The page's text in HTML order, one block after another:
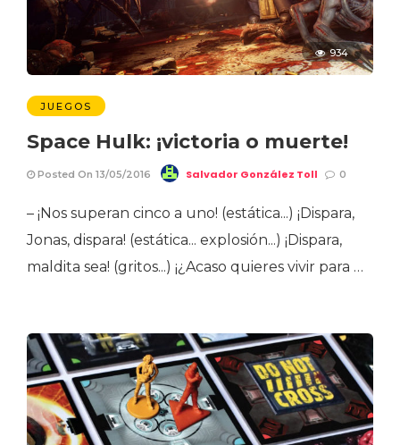
934
JUEGOS
Space Hulk: ¡victoria o muerte!
Posted On 13/05/2016 Salvador González Toll 0
– ¡Nos superan cinco a uno! (estática...) ¡Dispara,
Jonas, dispara! (estática... explosión...) ¡Dispara,
maldita sea! (gritos...) ¡¿Acaso quieres vivir para …